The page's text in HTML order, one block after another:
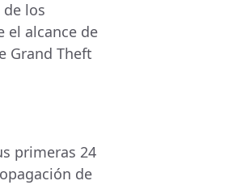
los
el alcance de
Grand Theft
primeras 24
de